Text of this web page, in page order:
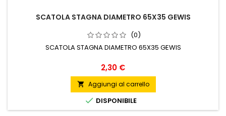
SCATOLA STAGNA DIAMETRO 65X35 GEWIS
(0)
SCATOLA STAGNA DIAMETRO 65X35 GEWIS
Prezzo
2,30 €
 Aggiungi al carrello
 DISPONIBILE